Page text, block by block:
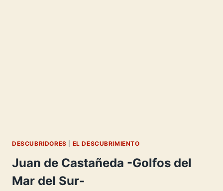
DESCUBRIDORES EL DESCUBRIMIENTO
Juan de Castañeda -Golfos del
Mar del Sur-